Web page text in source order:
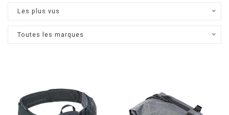
Les plus vus
Toutes les marques